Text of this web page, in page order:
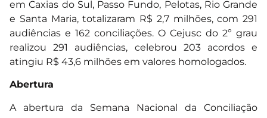
em Caxias do Sul, Passo Fundo, Pelotas, Rio Grande
e Santa Maria, totalizaram R$ 2,7 milhões, com 291
audiências e 162 conciliações. O Cejusc do 2º grau
realizou 291 audiências, celebrou 203 acordos e
atingiu R$ 43,6 milhões em valores homologados.
Abertura
A abertura da Semana Nacional da Conciliação